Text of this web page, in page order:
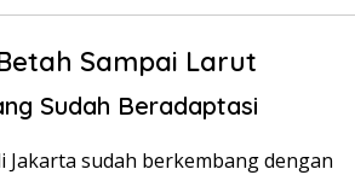
Sampai Larut
Sudah Beradaptasi
Jakarta sudah berkembang dengan